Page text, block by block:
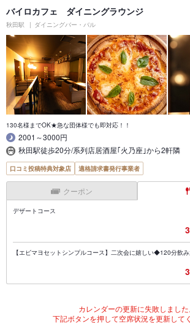
バイロカフェ ダイニングラウンジ
秋田駅 ダイニングバー・バル
130名様までOK★急な団体様でも即対応！！
2001～3000円
秋田駅徒歩20分/系列店居酒屋｢火乃座｣から2軒隣
口コミ投稿特典対象店 適格請求書発行事業者
クーポン
デザートコース
【エビマヨセットシンプルコース】二次会に嬉しい◆120分飲
カレンダーの更新に失敗しました
下記ボタンを押して空席状況を更新して